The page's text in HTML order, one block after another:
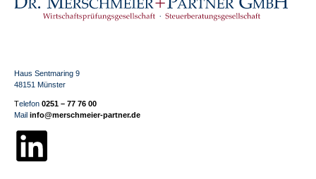
Haus Sentmaring 9
48151 Münster
Telefon 0251 – 77 76 00
Mail info@merschmeier-partner.de